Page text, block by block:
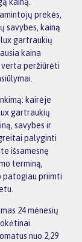
prekės,
savybes, kainą
gartraukių
kaina
verta peržiūrėti
kairėje
gartraukių
savybes ir
palyginti
išsamesnę
terminą,
patogiau priimti
24 mėnesių
nuo 2,29